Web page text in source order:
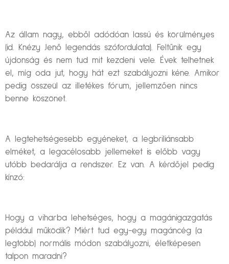
Az állam nagy, ebből adódóan lassú és körülményes
(id. Knézy Jenő legendás szófordulata). Feltűnik egy
újdonság és nem tud mit kezdeni vele. Évek telhetnek
el, míg oda jut, hogy hát ezt szabályozni kéne. Amikor
pedig összeül az illetékes fórum, jellemzően nincs
benne köszönet.
A legtehetségesebb egyéneket, a legbriliánsabb
elméket, a legacélosabb jellemeket is előbb vagy
utóbb bedarálja a rendszer. Ez van. A kérdőjel pedig
kínzó:
Hogy a viharba lehetséges, hogy a magánigazgatás
például működik? Miért tud egy-egy magáncég (a
legtöbb) normális módon szabályozni, életképesen
talpon maradni?